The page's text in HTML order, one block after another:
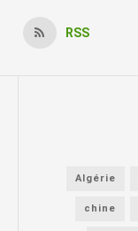
RSS
Algérie
chine